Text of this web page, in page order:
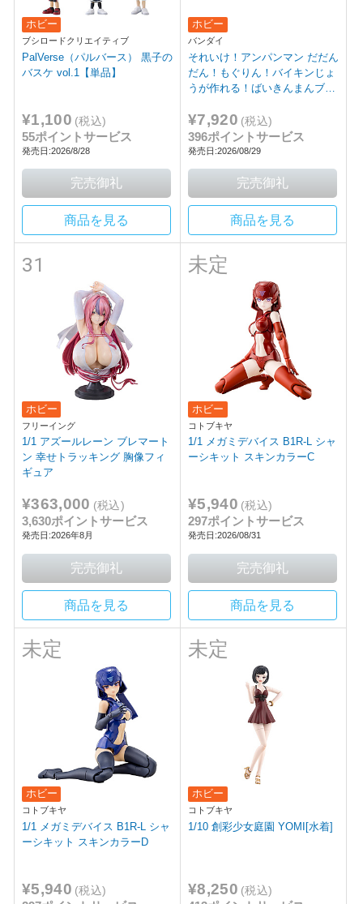
ホビー
ブシロードクリエイティブ
PalVerse（パルバース） 黒子の
バスケ vol.1【単品】
¥1,100 (税込)
55ポイントサービス
発売日:2026/8/28
商品を見る
ホビー
バンダイ
それいけ！アンパンマン だだん
だん！もぐりん！バイキンじょ
うが作れる！ばいきんまんブロ
¥7,920 (税込)
396ポイントサービス
発売日:2026/08/29
商品を見る
31
ホビー
フリーイング
1/1 アズールレーン ブレマート
ン 幸せトラッキング 胸像フィ
ギュア
¥363,000 (税込)
3,630ポイントサービス
発売日:2026年8月
商品を見る
未定
ホビー
コトブキヤ
1/1 メガミデバイス B1R-L シャ
ーシキット スキンカラーC
¥5,940 (税込)
297ポイントサービス
発売日:2026/08/31
商品を見る
未定
ホビー
コトブキヤ
1/1 メガミデバイス B1R-L シャ
ーシキット スキンカラーD
¥5,940 (税込)
未定
ホビー
コトブキヤ
1/10 創彩少女庭園 YOMI[水着]
¥8,250 (税込)